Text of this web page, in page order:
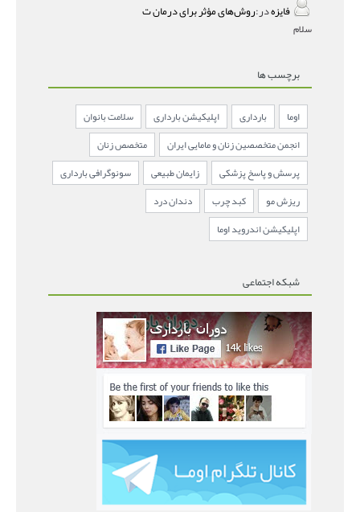
فایزهدر:روش‌های مؤثر برای درمان ت
سلام
برچسب ها
اوما بارداری اپلیکیشن بارداری
سلامت بانوان
انجمن متخصصین زنان و مامایی ایران
متخصص زنان
پرسش و پاسخ پزشکی
زایمان طبیعی
سونوگرافی بارداری
ریزش مو
کبد چرب
دندان درد
اپلیکیشن اندروید اوما
شبکه اجتماعی